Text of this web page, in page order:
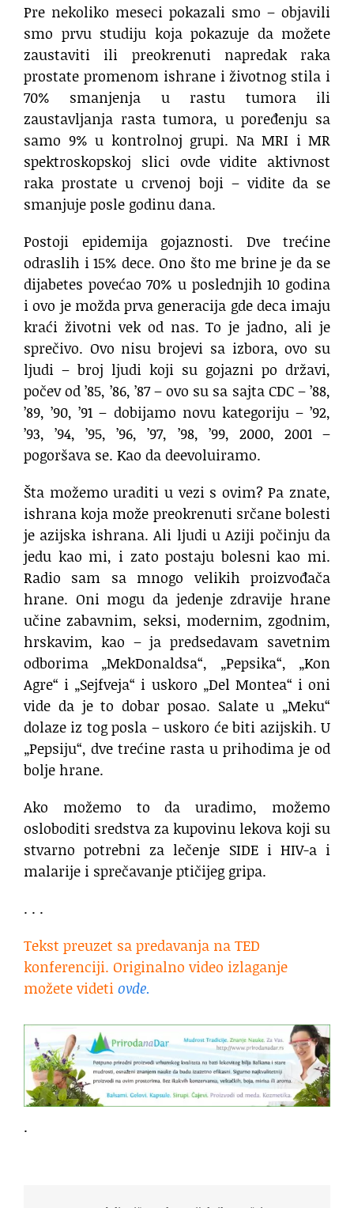
Pre nekoliko meseci pokazali smo – objavili
smo prvu studiju koja pokazuje da možete
zaustaviti ili preokrenuti napredak raka
prostate promenom ishrane i životnog stila i
70% smanjenja u rastu tumora ili
zaustavljanja rasta tumora, u poređenju sa
samo 9% u kontrolnoj grupi. Na MRI i MR
spektroskopskoj slici ovde vidite aktivnost
raka prostate u crvenoj boji – vidite da se
smanjuje posle godinu dana.
Postoji epidemija gojaznosti. Dve trećine
odraslih i 15% dece. Ono što me brine je da se
dijabetes povećao 70% u poslednjih 10 godina
i ovo je možda prva generacija gde deca imaju
kraći životni vek od nas. To je jadno, ali je
sprečivo. Ovo nisu brojevi sa izbora, ovo su
ljudi – broj ljudi koji su gojazni po državi,
počev od ’85, ’86, ’87 – ovo su sa sajta CDC – ’88,
’89, ’90, ’91 – dobijamo novu kategoriju – ’92,
’93, ’94, ’95, ’96, ’97, ’98, ’99, 2000, 2001 –
pogoršava se. Kao da deevoluiramo.
Šta možemo uraditi u vezi s ovim? Pa znate,
ishrana koja može preokrenuti srčane bolesti
je azijska ishrana. Ali ljudi u Aziji počinju da
jedu kao mi, i zato postaju bolesni kao mi.
Radio sam sa mnogo velikih proizvođača
hrane. Oni mogu da jedenje zdravije hrane
učine zabavnim, seksi, modernim, zgodnim,
hrskavim, kao – ja predsedavam savetnim
odborima „MekDonaldsa“, „Pepsika“, „Kon
Agre“ i „Sejfveja“ i uskoro „Del Montea“ i oni
vide da je to dobar posao. Salate u „Meku“
dolaze iz tog posla – uskoro će biti azijskih. U
„Pepsiju“, dve trećine rasta u prihodima je od
bolje hrane.
Ako možemo to da uradimo, možemo
osloboditi sredstva za kupovinu lekova koji su
stvarno potrebni za lečenje SIDE i HIV-a i
malarije i sprečavanje ptičijeg gripa.
. . .
Tekst preuzet sa predavanja na TED
konferenciji. Originalno video izlaganje
možete videtiovde.
.